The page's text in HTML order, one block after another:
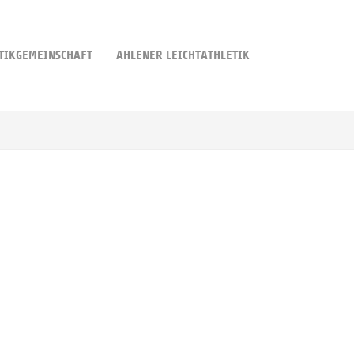
AHLENER LEICHTATHLETIK